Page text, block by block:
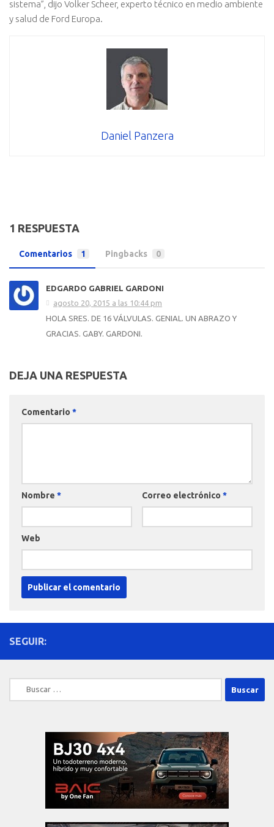
sistema”, dijo Volker Scheer, experto técnico en medio ambiente
y salud de Ford Europa.
Daniel Panzera
1 RESPUESTA
Comentarios 1 Pingbacks 0
EDGARDO GABRIEL GARDONI
agosto 20, 2015 a las 10:44 pm
HOLA SRES. DE 16 VÁLVULAS. GENIAL. UN ABRAZO Y
GRACIAS. GABY. GARDONI.
DEJA UNA RESPUESTA
Comentario *
Nombre * Correo electrónico *
Web
SEGUIR:
Buscar: